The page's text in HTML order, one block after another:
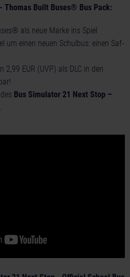
Thomas Built Buses® Bus Pack:
als neue Marke ins Spiel
um einen neuen Schulbus: einen Saf-
EUR (UVP) als DLC in den
Bus Simulator 21 Next Stop –